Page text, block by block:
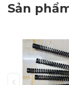
Sản